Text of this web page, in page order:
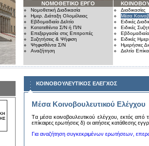
ΝΟΜΟΘΕΤΙΚΟ ΕΡΓΟ
Νομοθετική Διαδικασία
Ημερ. Διάταξη Ολομέλειας
Εβδομαδιαίο Δελτίο
Κατατεθέντα Σ/Ν ή Π/Ν
Επεξεργασία στις Επιτροπές
Συζητήσεις & Ψήφιση
Ψηφισθέντα Σ/Ν
Αναζήτηση
Διαδικασίες
Μέσα
Ειδικές
Ειδικές
Εβδομαδιαίο
Ειδικές
Ημερήσιες
Δελτίο
ΚΟΙΝΟΒΟΥΛΕΥΤΙΚΟΣ ΕΛΕΓΧΟΣ
Μέσα Κοινοβουλευτικού Ελέγχου
Tα μέσα κoινoβoυλευτικoύ ελέγχoυ, εκτός από
επίκαιρες ερωτήσεις δ) oι αιτήσεις κατάθεσης
Για αναζήτηση συγκεκριμένων ερωτήσεων,